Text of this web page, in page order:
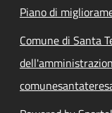
Piano di
Comune di Santa